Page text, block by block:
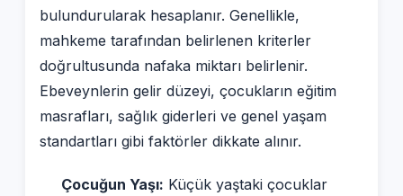
bulundurularak hesaplanır. Genellikle,
mahkeme tarafından belirlenen kriterler
doğrultusunda nafaka miktarı belirlenir.
Ebeveynlerin gelir düzeyi, çocukların eğitim
masrafları, sağlık giderleri ve genel yaşam
standartları gibi faktörler dikkate alınır.
Çocuğun Yaşı: Küçük yaştaki çocuklar